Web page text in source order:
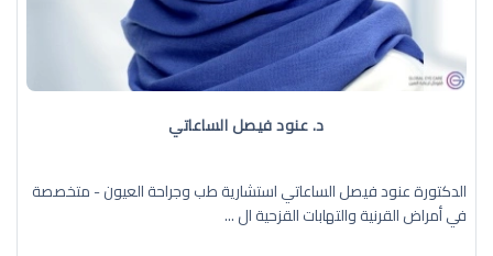
د. عنود فيصل الساعاتي
الدكتورة عنود فيصل الساعاتي استشارية طب وجراحة العيون - متخصصة
في أمراض القرنية والتهابات القزحية ال ...